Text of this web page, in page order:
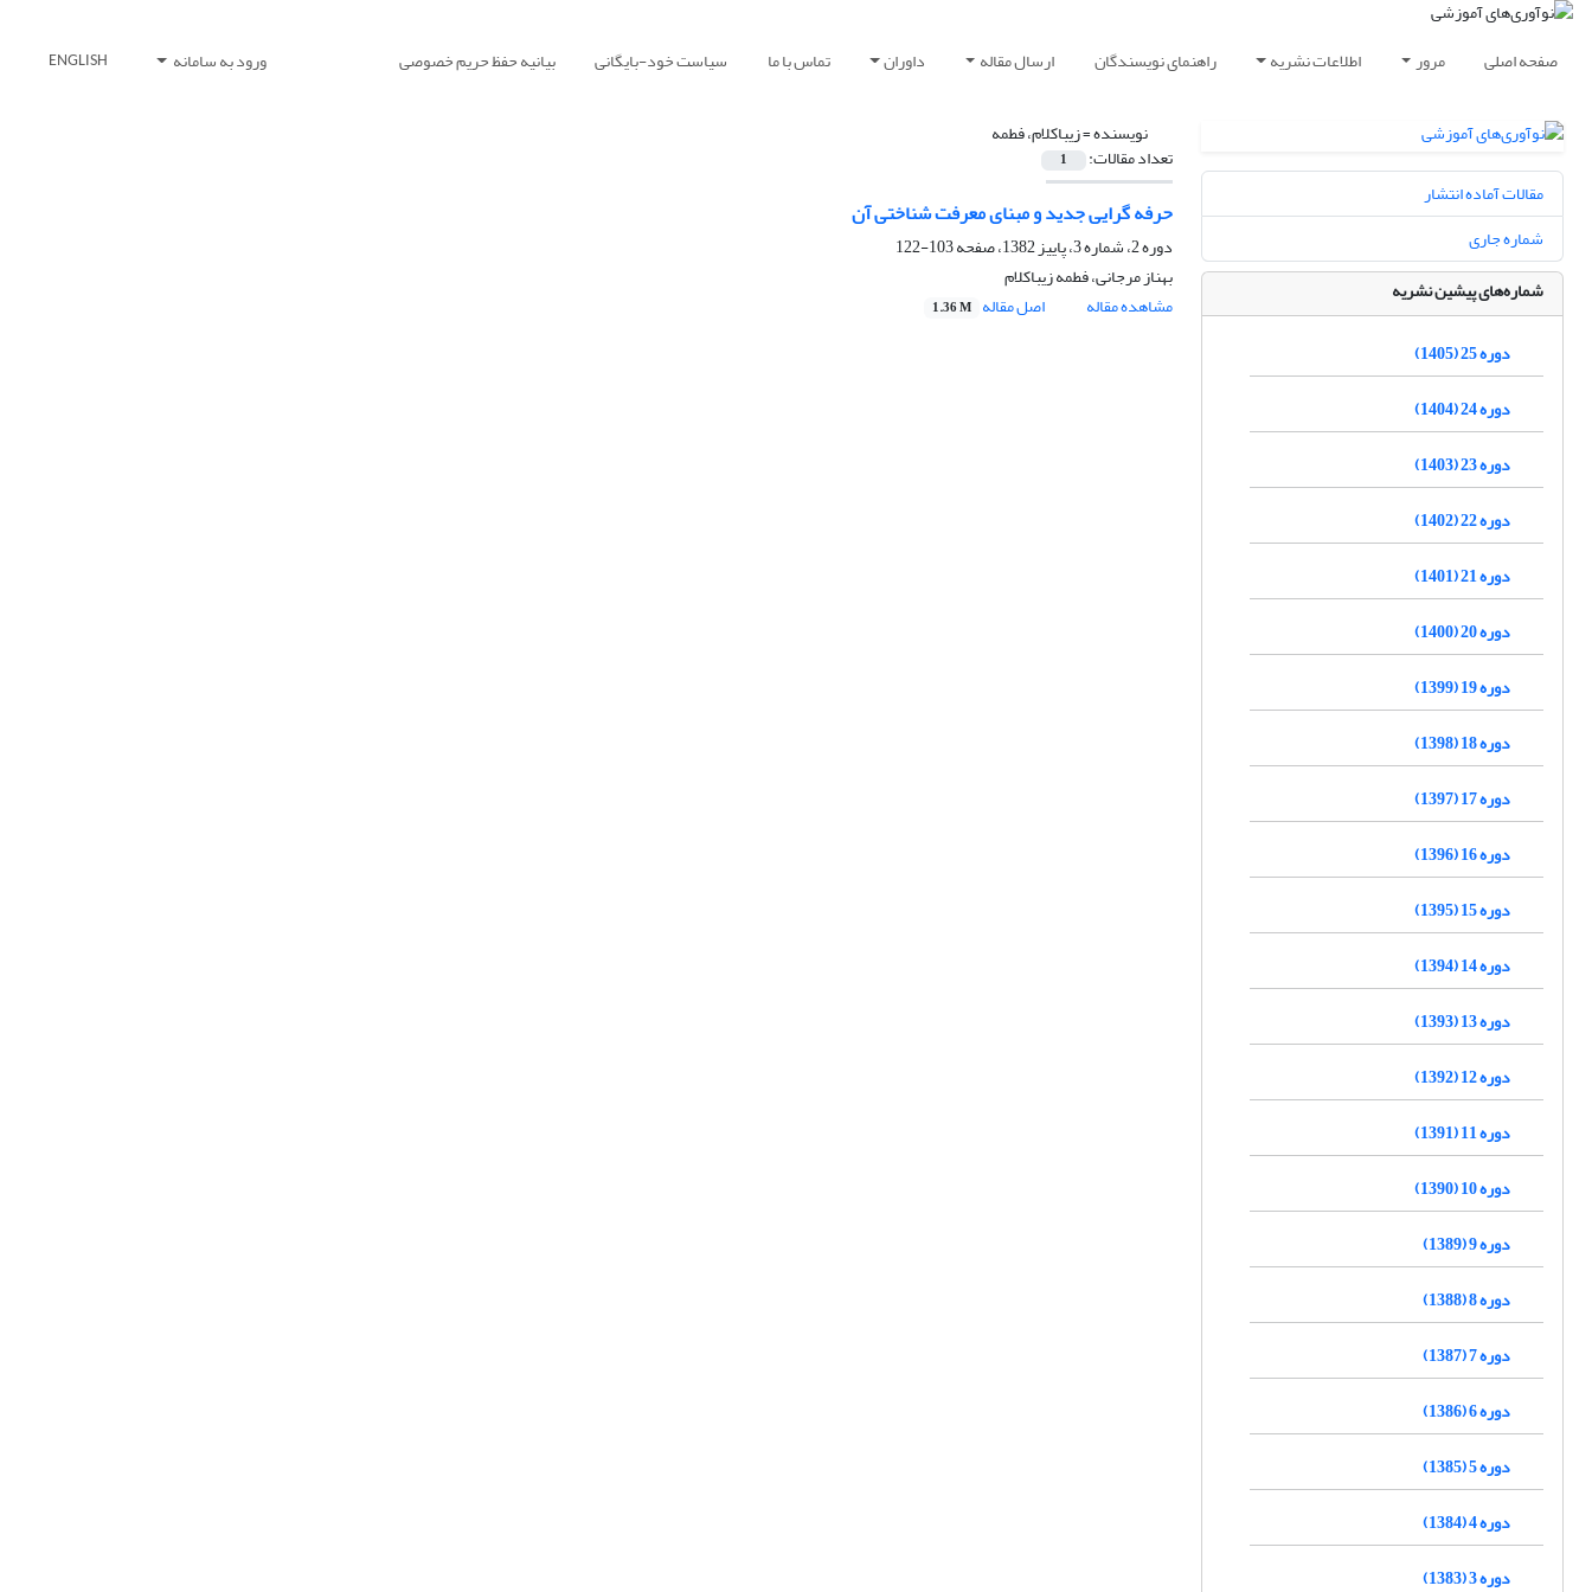
صفحه اصلی مرور اطلاعات نشریه راهنمای نویسندگان ارسال مقاله داوران تماس با ما سیاست خود-بایگانی بیانیه حفظ حریم خصوصی ورود به سامانه ENGLISH
نویسنده =زیباکلام، فطمه
تعداد مقالات: 1
حرفه گرایی جدید و مبنای معرفت شناختی آن
دوره 2، شماره 3، پاییز 1382، صفحه
103-122
بهناز مرجانی، فطمه زیباکلام
مشاهده مقاله
اصل مقاله 1.36 M
مقالات آماده انتشار
شماره جاری
شماره‌های پیشین نشریه
دوره 25 (1405)
دوره 24 (1404)
دوره 23 (1403)
دوره 22 (1402)
دوره 21 (1401)
دوره 20 (1400)
دوره 19 (1399)
دوره 18 (1398)
دوره 17 (1397)
دوره 16 (1396)
دوره 15 (1395)
دوره 14 (1394)
دوره 13 (1393)
دوره 12 (1392)
دوره 11 (1391)
دوره 10 (1390)
دوره 9 (1389)
دوره 8 (1388)
دوره 7 (1387)
دوره 6 (1386)
دوره 5 (1385)
دوره 4 (1384)
دوره 3 (1383)